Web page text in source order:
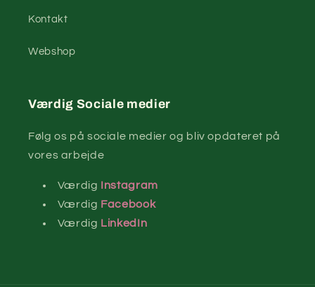
Kontakt
Webshop
Værdig Sociale medier
Følg os på sociale medier og bliv opdateret på
vores arbejde
Værdig Instagram
Værdig Facebook
Værdig LinkedIn